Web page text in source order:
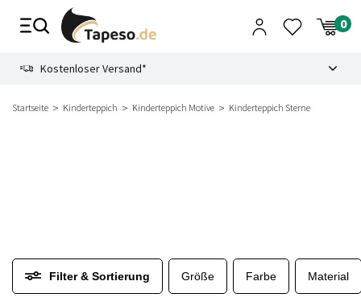
Zusammenbruch
Kostenloser Versand*
Startseite Kinderteppich Kinderteppich Motive Kinderteppich Sterne
Filter & Sortierung Größe Farbe Material